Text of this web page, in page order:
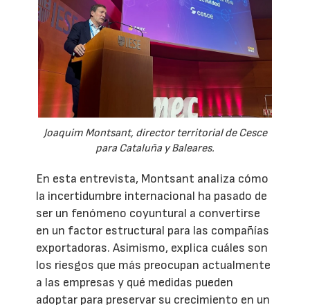
Joaquim Montsant, director territorial de Cesce
para Cataluña y Baleares.
En esta entrevista, Montsant analiza cómo
la incertidumbre internacional ha pasado de
ser un fenómeno coyuntural a convertirse
en un factor estructural para las compañías
exportadoras. Asimismo, explica cuáles son
los riesgos que más preocupan actualmente
a las empresas y qué medidas pueden
adoptar para preservar su crecimiento en un